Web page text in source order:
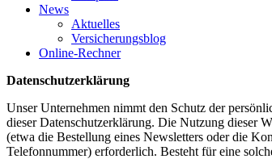
News
Aktuelles
Versicherungsblog
Online-Rechner
Datenschutzerklärung
Unser Unternehmen nimmt den Schutz der
dieser Datenschutzerklärung. Die Nutzung dieser
(etwa die Bestellung eines Newsletters oder die
Telefonnummer) erforderlich. Besteht für eine